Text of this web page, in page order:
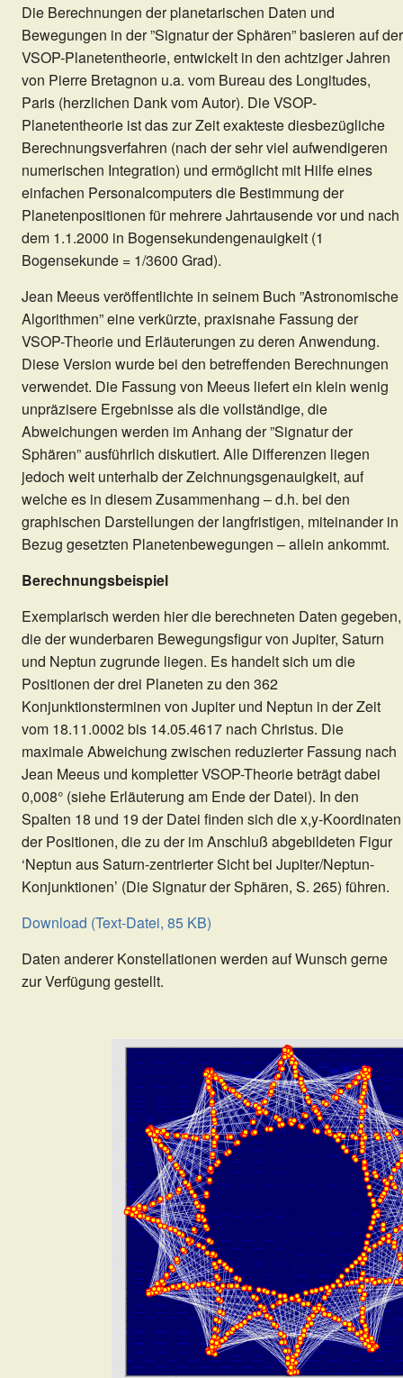
Die Berechnungen der planetarischen Daten und
Bewegungen in der ”Signatur der Sphären” basieren auf der
VSOP-Planetentheorie, entwickelt in den achtziger Jahren
von Pierre Bretagnon u.a. vom Bureau des Longitudes,
Paris (herzlichen Dank vom Autor). Die VSOP-
Planetentheorie ist das zur Zeit exakteste diesbezügliche
Berechnungsverfahren (nach der sehr viel aufwendigeren
numerischen Integration) und ermöglicht mit Hilfe eines
einfachen Personalcomputers die Bestimmung der
Planetenpositionen für mehrere Jahrtausende vor und nach
dem 1.1.2000 in Bogensekundengenauigkeit (1
Bogensekunde = 1/3600 Grad).
Jean Meeus veröffentlichte in seinem Buch ”Astronomische
Algorithmen” eine verkürzte, praxisnahe Fassung der
VSOP-Theorie und Erläuterungen zu deren Anwendung.
Diese Version wurde bei den betreffenden Berechnungen
verwendet. Die Fassung von Meeus liefert ein klein wenig
unpräzisere Ergebnisse als die vollständige, die
Abweichungen werden im Anhang der ”Signatur der
Sphären” ausführlich diskutiert. Alle Differenzen liegen
jedoch weit unterhalb der Zeichnungsgenauigkeit, auf
welche es in diesem Zusammenhang – d.h. bei den
graphischen Darstellungen der langfristigen, miteinander in
Bezug gesetzten Planetenbewegungen – allein ankommt.
Berechnungsbeispiel
Exemplarisch werden hier die berechneten Daten gegeben,
die der wunderbaren Bewegungsfigur von Jupiter, Saturn
und Neptun zugrunde liegen. Es handelt sich um die
Positionen der drei Planeten zu den 362
Konjunktionsterminen von Jupiter und Neptun in der Zeit
vom 18.11.0002 bis 14.05.4617 nach Christus. Die
maximale Abweichung zwischen reduzierter Fassung nach
Jean Meeus und kompletter VSOP-Theorie beträgt dabei
0,008° (siehe Erläuterung am Ende der Datei). In den
Spalten 18 und 19 der Datei finden sich die x,y-Koordinaten
der Positionen, die zu der im Anschluß abgebildeten Figur
‘Neptun aus Saturn-zentrierter Sicht bei Jupiter/Neptun-
Konjunktionen’ (Die Signatur der Sphären, S. 265) führen.
Download (Text-Datei, 85 KB)
Daten anderer Konstellationen werden auf Wunsch gerne
zur Verfügung gestellt.